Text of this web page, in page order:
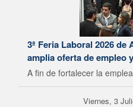
3ª Feria Laboral 2026
amplia oferta de empleo
A fin de fortalecer la
Viernes, 3